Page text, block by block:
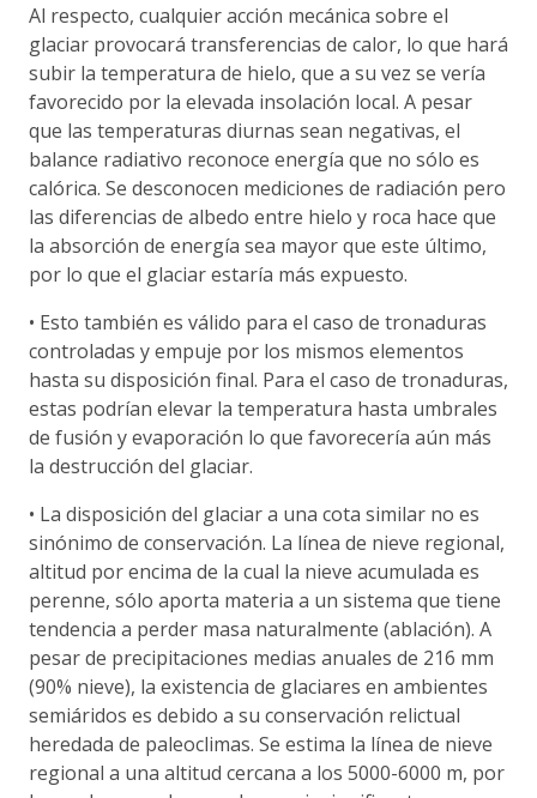
Al respecto, cualquier acción mecánica sobre el
glaciar provocará transferencias de calor, lo que hará
subir la temperatura de hielo, que a su vez se vería
favorecido por la elevada insolación local. A pesar
que las temperaturas diurnas sean negativas, el
balance radiativo reconoce energía que no sólo es
calórica. Se desconocen mediciones de radiación pero
las diferencias de albedo entre hielo y roca hace que
la absorción de energía sea mayor que este último,
por lo que el glaciar estaría más expuesto.
• Esto también es válido para el caso de tronaduras
controladas y empuje por los mismos elementos
hasta su disposición final. Para el caso de tronaduras,
estas podrían elevar la temperatura hasta umbrales
de fusión y evaporación lo que favorecería aún más
la destrucción del glaciar.
• La disposición del glaciar a una cota similar no es
sinónimo de conservación. La línea de nieve regional,
altitud por encima de la cual la nieve acumulada es
perenne, sólo aporta materia a un sistema que tiene
tendencia a perder masa naturalmente (ablación). A
pesar de precipitaciones medias anuales de 216 mm
(90% nieve), la existencia de glaciares en ambientes
semiáridos es debido a su conservación relictual
heredada de paleoclimas. Se estima la línea de nieve
regional a una altitud cercana a los 5000-6000 m, por